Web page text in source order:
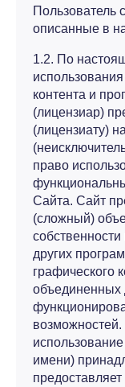
Пользователь
описанные в
1.2. По
контента и
(лицензиар)
(лицензиату)
право
Сайта. Сайт
(сложный)
других
графического
объединенных
имени)